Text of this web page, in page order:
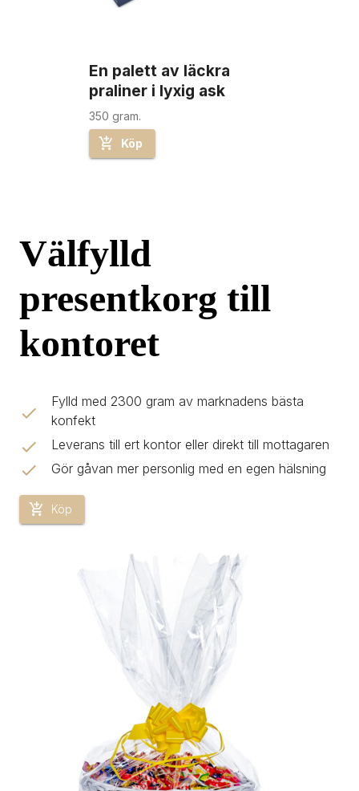
En palett av läckra
praliner i lyxig ask
350 gram.
Köp
Välfylld
presentkorg till
kontoret
Fylld med 2300 gram av marknadens bästa
konfekt
Leverans till ert kontor eller direkt till mottagaren
Gör gåvan mer personlig med en egen hälsning
Köp